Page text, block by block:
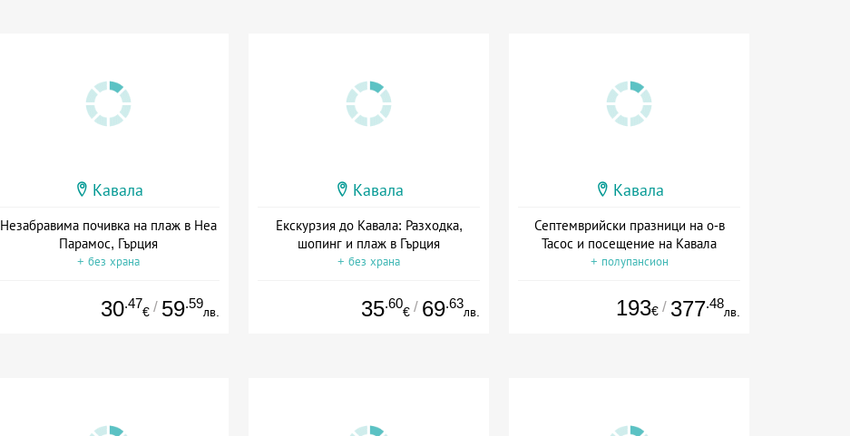
Кавала
Незабравима почивка на плаж в Неа
Парамос, Гърция
+ без храна
30.47
€ / 59.59
лв.
Кавала
Екскурзия до Кавала: Разходка,
шопинг и плаж в Гърция
+ без храна
35.60
€ / 69.63
лв.
Кавала
Септемврийски празници на о-в
Тасос и посещение на Кавала
+ полупансион
193€ / 377.48
лв.